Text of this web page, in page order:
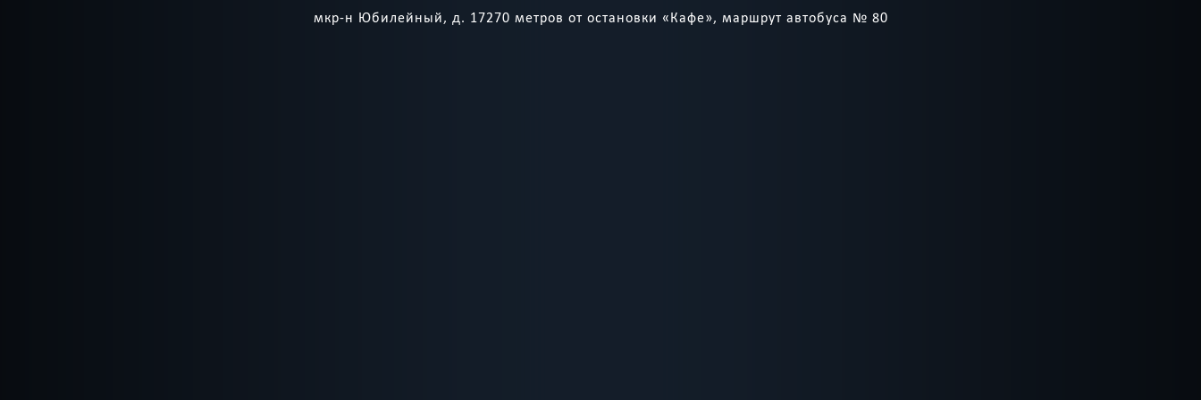
мкр-н Юбилейный, д. 17270 метров от остановки «Кафе», маршрут автобуса № 80